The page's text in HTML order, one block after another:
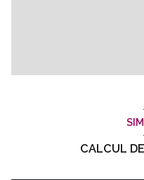
CALCUL